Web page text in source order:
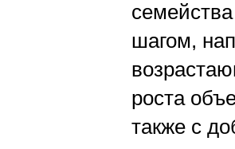
шагом,
роста
также с